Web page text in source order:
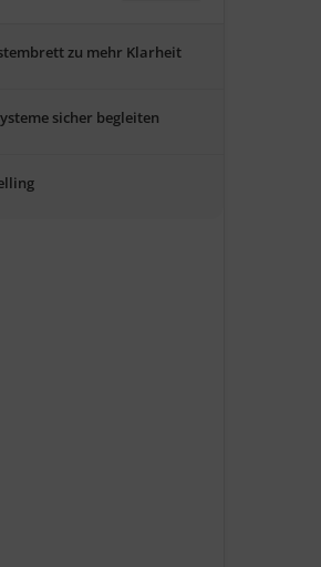
zu mehr Klarheit
sicher begleiten